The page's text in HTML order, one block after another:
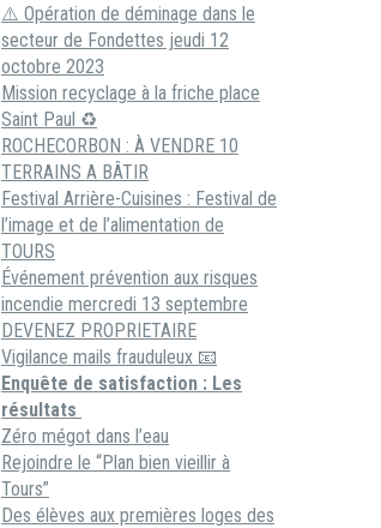
⚠️ Opération de déminage dans le
secteur de Fondettes jeudi 12
octobre 2023
Mission recyclage à la friche place
Saint Paul ♻️
ROCHECORBON : À VENDRE 10
TERRAINS A BÂTIR
Festival Arrière-Cuisines : Festival de
l’image et de l’alimentation de
TOURS
Événement prévention aux risques
incendie mercredi 13 septembre
DEVENEZ PROPRIETAIRE
Vigilance mails frauduleux 📧
Enquête de satisfaction : Les
résultats
Zéro mégot dans l’eau
Rejoindre le “Plan bien vieillir à
Tours”
Des élèves aux premières loges des